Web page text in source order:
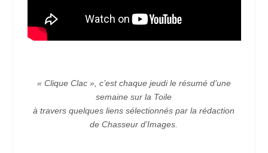
« Clique Clac », c’est chaque jeudi le résumé d’une
semaine sur la Toile
à travers quelques liens sélectionnés par la rédaction
de Chasseur d’Images.